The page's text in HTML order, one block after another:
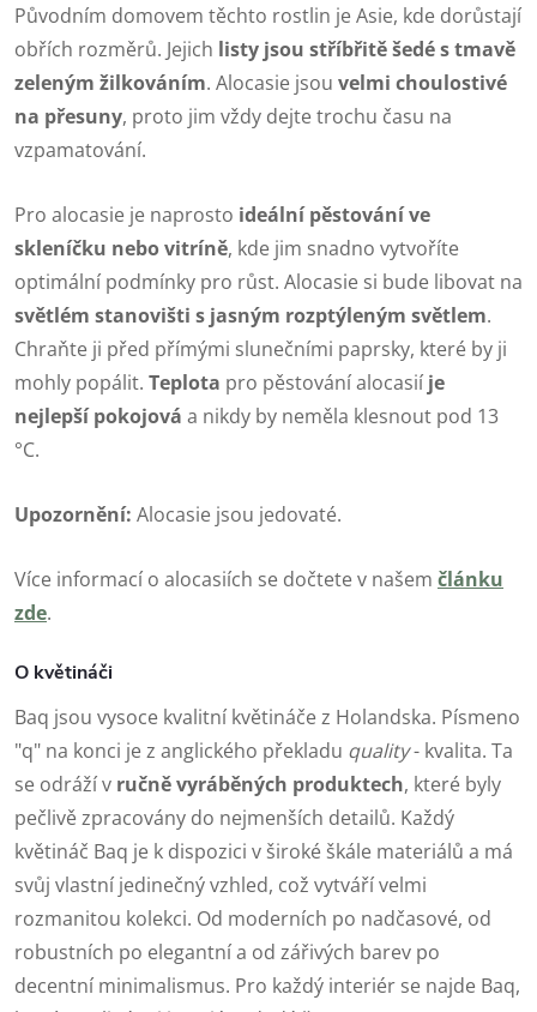
Původním domovem těchto rostlin je Asie, kde dorůstají
obřích rozměrů. Jejich listy jsou stříbřitě šedé s tmavě
zeleným žilkováním. Alocasie jsou velmi choulostivé
na přesuny, proto jim vždy dejte trochu času na
vzpamatování.
Pro alocasie je naprosto ideální pěstování ve
skleníčku nebo vitríně, kde jim snadno vytvoříte
optimální podmínky pro růst. Alocasie si bude libovat na
světlém stanovišti s jasným rozptýleným světlem.
Chraňte ji před přímými slunečními paprsky, které by ji
mohly popálit. Teplota pro pěstování alocasií je
nejlepší pokojová a nikdy by neměla klesnout pod 13
°C.
Upozornění: Alocasie jsou jedovaté.
Více informací o alocasiích se dočtete v našem článku
zde.
O květináči
Baq jsou vysoce kvalitní květináče z Holandska. Písmeno
"q" na konci je z anglického překladu quality- kvalita. Ta
se odráží v ručně vyráběných produktech, které byly
pečlivě zpracovány do nejmenších detailů. Každý
květináč Baq je k dispozici v široké škále materiálů a má
svůj vlastní jedinečný vzhled, což vytváří velmi
rozmanitou kolekci. Od moderních po nadčasové, od
robustních po elegantní a od zářivých barev po
decentní minimalismus. Pro každý interiér se najde Baq,